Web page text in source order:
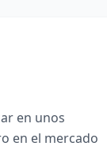
en unos
en el mercado